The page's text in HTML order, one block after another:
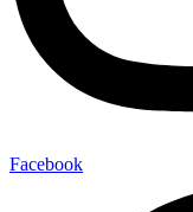
Facebook